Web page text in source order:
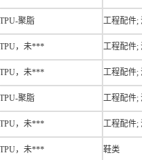
TPU-聚脂 工程配件;
TPU，未*** 工程配件;
TPU，未*** 工程配件;
TPU-聚脂 工程配件;
TPU，未*** 工程配件;
TPU，未*** 鞋类